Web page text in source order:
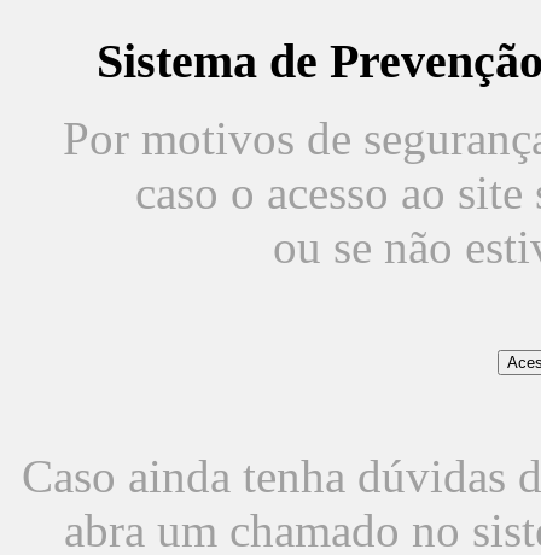
Sistema de
Por motivos de
caso o acesso ao
ou se não
Caso ainda tenha dúvidas
abra um chamado no